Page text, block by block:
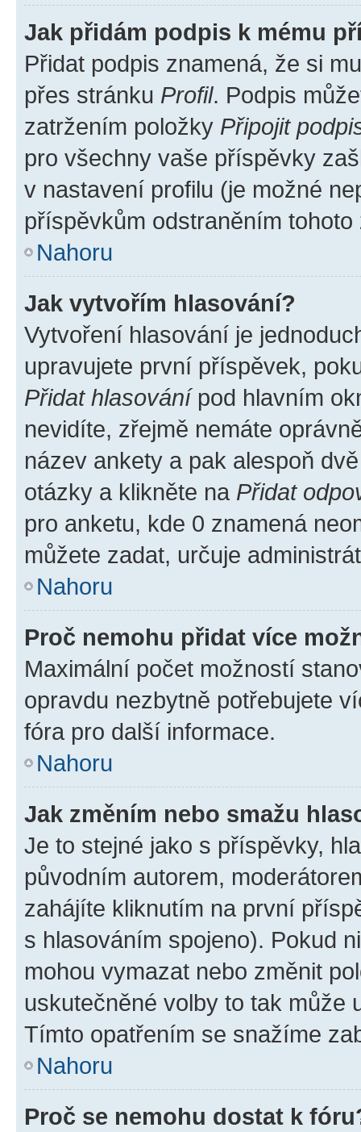
Jak přidám podpis k mému
Přidat podpis znamená, že si
přes stránku Profil. Podpis
zatržením položky Připojit
pro všechny vaše příspěvky
v nastavení profilu (je možné
příspěvkům odstraněním
Nahoru
Jak vytvořím hlasování?
Vytvoření hlasování je
upravujete první příspěvek,
Přidat hlasovánípod hlavním
nevidíte, zřejmě nemáte
název ankety a pak alespoň
otázky a klikněte na Přidat
pro anketu, kde 0 znamená
můžete zadat, určuje
Nahoru
Proč nemohu přidat více
Maximální počet možností
opravdu nezbytně potřebujete
fóra pro další informace.
Nahoru
Jak změním nebo smažu
Je to stejné jako s příspěvky,
původním autorem,
zahájíte kliknutím na první
s hlasováním spojeno). Pokud
mohou vymazat nebo změnit
uskutečněné volby to tak může
Tímto opatřením se snažíme
Nahoru
Proč se nemohu dostat k